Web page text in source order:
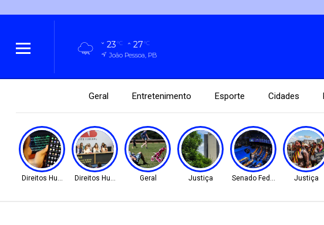
23°C 27°C
João Pessoa, PB
Geral Entretenimento Esporte Cidades
Direitos HumanosDireitos Humanos Geral Justiça Senado Federal Justiça